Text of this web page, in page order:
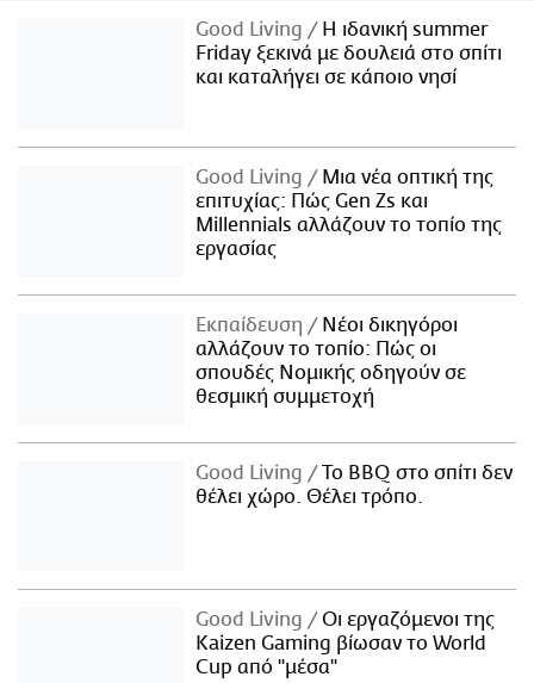
Good Living
Η ιδανική summer
Friday ξεκινά με δουλειά στο σπίτι
και καταλήγει σε κάποιο νησί
Good Living
Μια νέα οπτική της
επιτυχίας: Πώς Gen Zs και
Millennials αλλάζουν το τοπίο της
εργασίας
Εκπαίδευση
Νέοι δικηγόροι
αλλάζουν το τοπίο: Πώς οι
σπουδές Νομικής οδηγούν σε
θεσμική συμμετοχή
Good Living
Το BBQ στο σπίτι δεν
θέλει χώρο. Θέλει τρόπο.
Good Living
Οι εργαζόμενοι της
Kaizen Gaming βίωσαν το World
Cup από "μέσα"